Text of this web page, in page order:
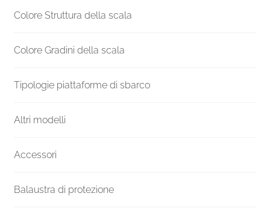
mm
standard
Colore Struttura della scala
Colore Gradini della scala
Tipologie piattaforme di sbarco
Altri modelli
Accessori
Balaustra di protezione